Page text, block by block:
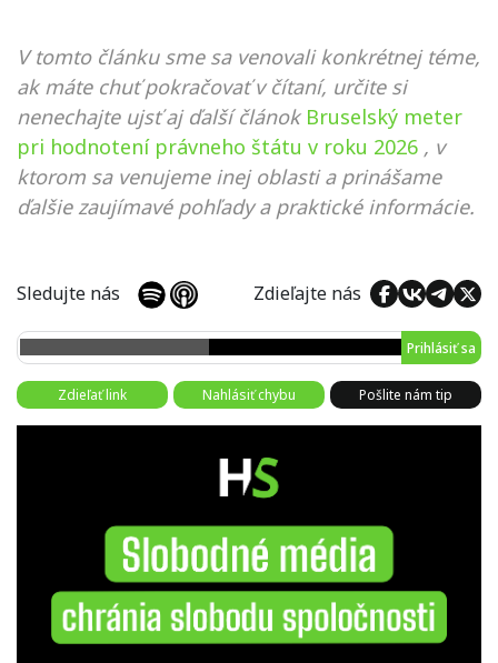
V tomto článku sme sa venovali konkrétnej téme,
ak máte chuť pokračovať v čítaní, určite si
nenechajte ujsť aj ďalší článok Bruselský meter
pri hodnotení právneho štátu v roku 2026 , v
ktorom sa venujeme inej oblasti a prinášame
ďalšie zaujímavé pohľady a praktické informácie.
Sledujte nás Zdieľajte nás
Prihlásiť sa
Zdieľať link Nahlásiť chybu Pošlite nám tip